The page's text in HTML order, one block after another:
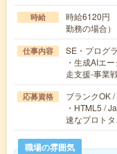
時給
時給6120円
勤務の場合）
仕事内容
SE・プログ
・生成AIエ
走支援-事業
応募資格
ブランクOK
・HTML5 /
速なプロト
職場の雰囲気